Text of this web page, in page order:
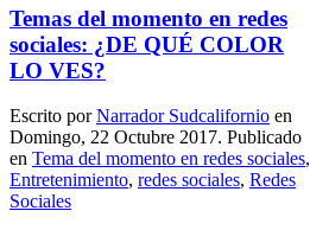
Temas del momento en redes
sociales: ¿DE QUÉ COLOR
LO VES?
Escrito porNarrador Sudcalifornio en
Domingo, 22 Octubre 2017. Publicado
en Tema del momento en redes sociales,
Entretenimiento, redes sociales, Redes
Sociales